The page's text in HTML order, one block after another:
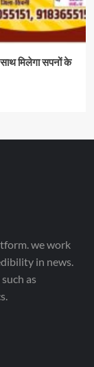
मिलेगा सपनों के
we work
in news.
as